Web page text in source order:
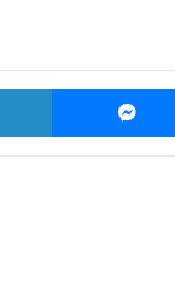
LinkedIn